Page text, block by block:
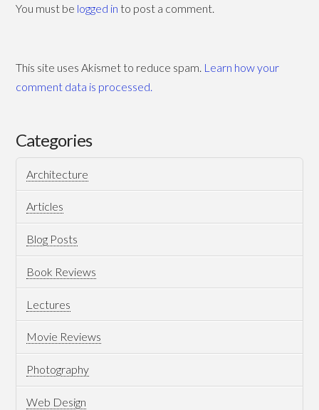
على
والأفئدة”
للدكتور
زيدان06.17.2011
You must be logged in to post a comment.
This site uses Akismet to reduce spam. Learn how your
comment data is processed.
Categories
Architecture
Articles
Blog Posts
Book Reviews
Lectures
Movie Reviews
Photography
Web Design